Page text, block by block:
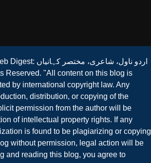
**Urduz Web Digest: اردو ناول، شاعری، مختصر کہانیاں
Reserved. "All content on this blog is
by international copyright law. Any
distribution, or copying of the
permission from the author will be
of intellectual property rights. If any
is found to be plagiarizing or copying
without permission, legal action will be
and reading this blog, you agree to